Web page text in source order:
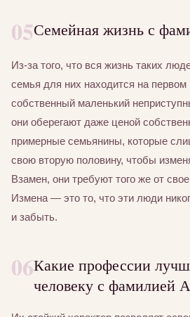
05Семейная жизнь с
Из-за того, что вся жизнь таких
семья для них находится на первом
собственный маленький
они оберегают даже ценой
примерные семьянины, которые
свою вторую половину, чтобы
Взамен, они требуют того же от
Измена — это то, что эти люди
и забыть.
06Какие профессии
человеку с фамилией